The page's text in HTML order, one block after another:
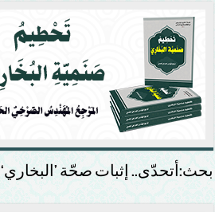
بحث:أتحدّى.. إثبات صحّة ’البخاري‘